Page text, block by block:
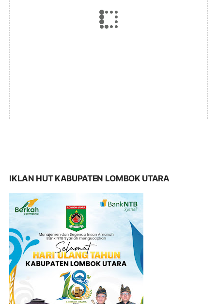
IKLAN HUT KABUPATEN LOMBOK UTARA